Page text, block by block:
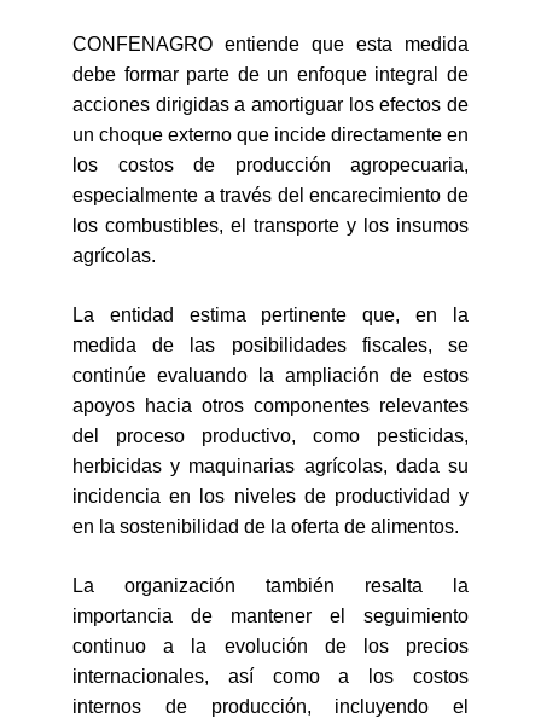
CONFENAGRO entiende que esta medida
debe formar parte de un enfoque integral de
acciones dirigidas a amortiguar los efectos de
un choque externo que incide directamente en
los costos de producción agropecuaria,
especialmente a través del encarecimiento de
los combustibles, el transporte y los insumos
agrícolas.
La entidad estima pertinente que, en la
medida de las posibilidades fiscales, se
continúe evaluando la ampliación de estos
apoyos hacia otros componentes relevantes
del proceso productivo, como pesticidas,
herbicidas y maquinarias agrícolas, dada su
incidencia en los niveles de productividad y
en la sostenibilidad de la oferta de alimentos.
La organización también resalta la
importancia de mantener el seguimiento
continuo a la evolución de los precios
internacionales, así como a los costos
internos de producción, incluyendo el